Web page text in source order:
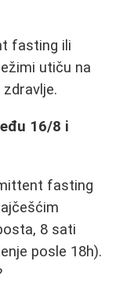
fasting ili
utiču na
16/8 i
fasting
8 sati
posle 18h).